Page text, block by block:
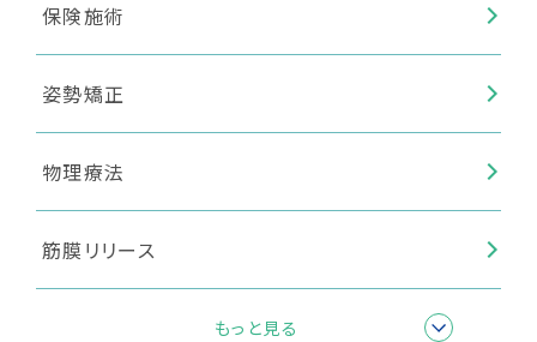
保険施術
姿勢矯正
物理療法
筋膜リリース
もっと見る